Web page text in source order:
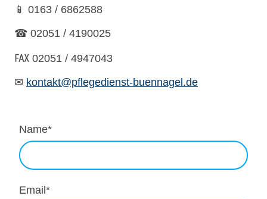
📱 0163 / 6862588
☎ 02051 / 4190025
℻ 02051 / 4947043
✉ kontakt@pflegedienst-buennagel.de
Name*
Email *